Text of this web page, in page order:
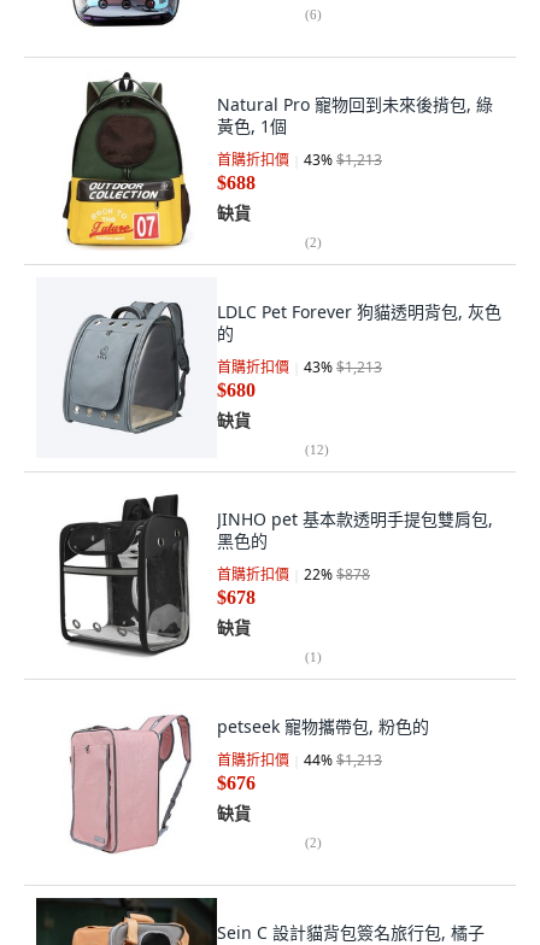
(6)
Natural Pro 寵物回到未來後揹包, 綠
黃色, 1個
首購折扣價 43%$1,213
$688
缺貨
(2)
LDLC Pet Forever 狗貓透明背包, 灰色
的
首購折扣價 43%$1,213
$680
缺貨
(12)
JINHO pet 基本款透明手提包雙肩包,
黑色的
首購折扣價 22%$878
$678
缺貨
(1)
petseek 寵物攜帶包, 粉色的
首購折扣價 44%$1,213
$676
缺貨
(2)
Sein C 設計貓背包簽名旅行包, 橘子